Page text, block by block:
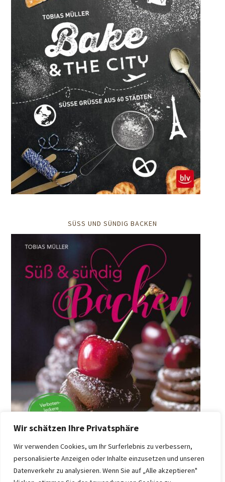
Wir schätzen Ihre Privatsphäre
Wir verwenden Cookies, um Ihr Surferlebnis zu verbessern,
personalisierte Anzeigen oder Inhalte einzusetzen und unseren
Datenverkehr zu analysieren. Wenn Sie auf „Alle akzeptieren"
SÜSS UND SÜNDIG BACKEN